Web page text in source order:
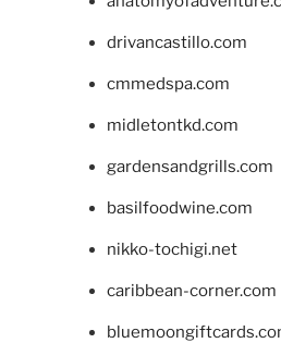
drivancastillo.com
cmmedspa.com
midletontkd.com
gardensandgrills.com
basilfoodwine.com
nikko-tochigi.net
caribbean-corner.com